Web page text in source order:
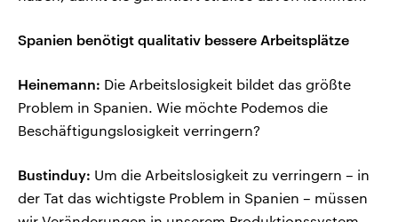
Spanien benötigt qualitativ bessere Arbeitsplätze
Heinemann: Die Arbeitslosigkeit bildet das größte
Problem in Spanien. Wie möchte Podemos die
Beschäftigungslosigkeit verringern?
Bustinduy: Um die Arbeitslosigkeit zu verringern – in
der Tat das wichtigste Problem in Spanien – müssen